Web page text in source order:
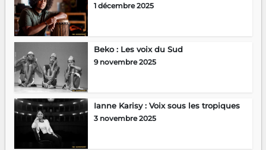
1 décembre 2025
Beko : Les voix du Sud
9 novembre 2025
Ianne Karisy : Voix sous les tropiques
3 novembre 2025